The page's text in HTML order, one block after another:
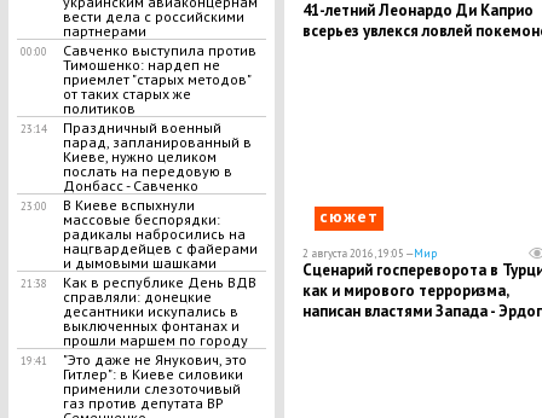
вести дела с российскими
партнерами
00:00
Савченко выступила против
Тимошенко: нардеп не
приемлет "старых методов"
от таких старых же
политиков
23:14
Праздничный военный
парад, запланированный в
Киеве, нужно целиком
послать на передовую в
Донбасс - Савченко
23:00
В Киеве вспыхнули
массовые беспорядки:
радикалы набросились на
нацгвардейцев с файерами
и дымовыми шашками
21:38
Как в республике День ВДВ
справляли: донецкие
десантники искупались в
выключенных фонтанах и
прошли маршем по городу
19:41
"Это даже не Янукович, это
Гитлер": в Киеве силовики
применили слезоточивый
газ против депутата ВР
41-летний Леонардо Ди Каприо
всерьез увлекся ловлей
сюжет
2 августа 2016, 19:05 —Мир
Сценарий госпереворота в
как и мирового терроризма,
написан властями Запада -